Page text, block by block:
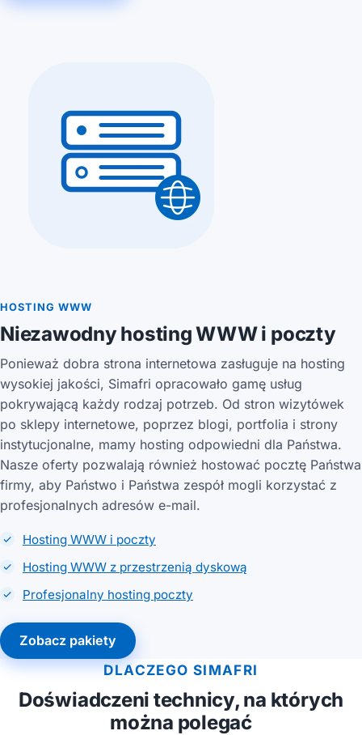
HOSTING WWW
Niezawodny hosting WWW i poczty
Ponieważ dobra strona internetowa zasługuje na hosting
wysokiej jakości, Simafri opracowało gamę usług
pokrywającą każdy rodzaj potrzeb. Od stron wizytówek
po sklepy internetowe, poprzez blogi, portfolia i strony
instytucjonalne, mamy hosting odpowiedni dla Państwa.
Nasze oferty pozwalają również hostować pocztę Państwa
firmy, aby Państwo i Państwa zespół mogli korzystać z
profesjonalnych adresów e-mail.
Hosting WWW i poczty
Hosting WWW z przestrzenią dyskową
Profesjonalny hosting poczty
Zobacz pakiety
DLACZEGO SIMAFRI
Doświadczeni technicy, na których
można polegać